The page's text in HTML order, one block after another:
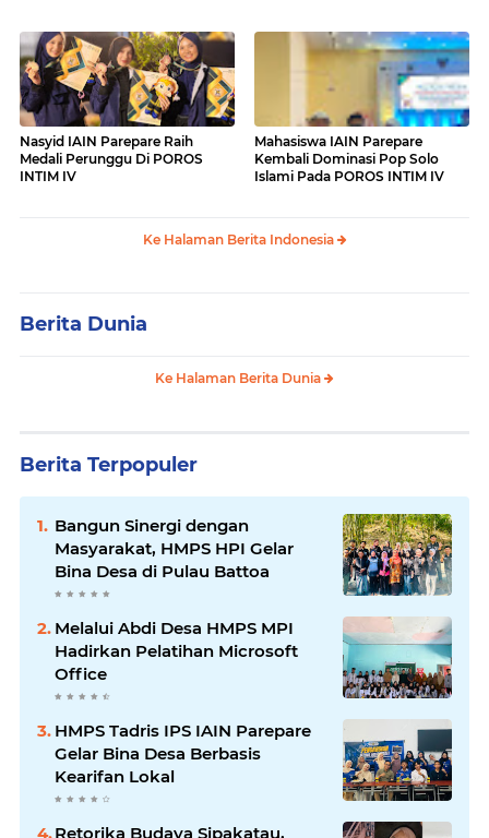
Nasyid IAIN Parepare Raih
Medali Perunggu Di POROS
INTIM IV
Mahasiswa IAIN Parepare
Kembali Dominasi Pop Solo
Islami Pada POROS INTIM IV
Ke Halaman Berita Indonesia
Berita Dunia
Ke Halaman Berita Dunia
Berita Terpopuler
Bangun Sinergi dengan
Masyarakat, HMPS HPI Gelar
Bina Desa di Pulau Battoa
Melalui Abdi Desa HMPS MPI
Hadirkan Pelatihan Microsoft
Office
HMPS Tadris IPS IAIN Parepare
Gelar Bina Desa Berbasis
Kearifan Lokal
Retorika Budaya Sipakatau,